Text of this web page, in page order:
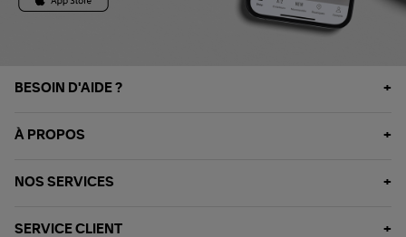
BESOIN D'AIDE ?
À PROPOS
NOS SERVICES
SERVICE CLIENT